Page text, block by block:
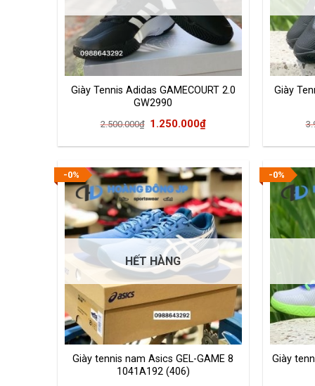
Giày Tennis Adidas GAMECOURT 2.0
GW2990
2.500.000₫ Giá
2.500.000₫.
1.250.000₫Giá
là:
1.250.000₫.
Giày
-0%
HẾT HÀNG
Giày tennis nam Asics GEL-GAME 8
1041A192 (406)
-0%
Giày